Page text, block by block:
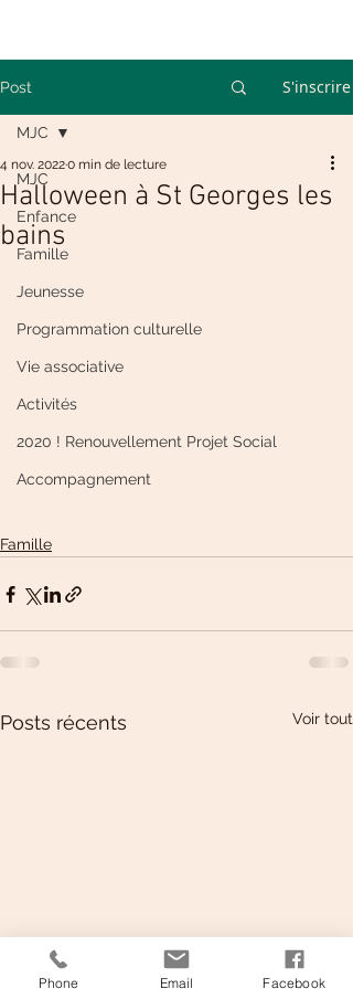
Post S'inscrire
MJC
Enfance
Famille
Jeunesse
Programmation culturelle
Vie associative
Activités
2020 ! Renouvellement Projet Social
Accompagnement
MJC
Halloween à St Georges les
bains
4 nov. 20220 min de lecture
Famille
Posts récents Voir tout
Phone Email Facebook